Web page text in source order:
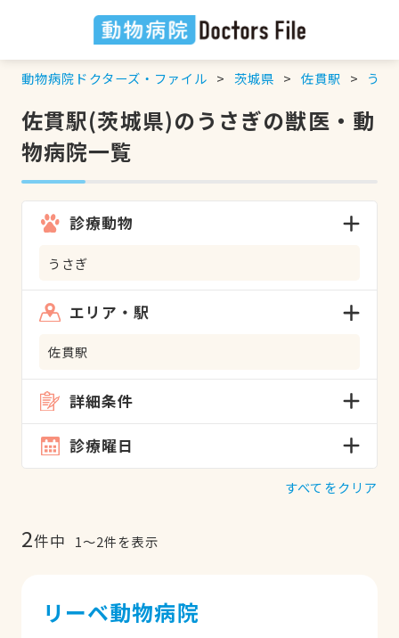
動物病院ドクターズ・ファイル 茨城県 佐貫駅 うさ
佐貫駅(茨城県)のうさぎの獣医・動
物病院一覧
診療動物
うさぎ
エリア・駅
佐貫駅
詳細条件
診療曜日
すべてをクリア
2件中 1〜2件を表示
リーベ動物病院